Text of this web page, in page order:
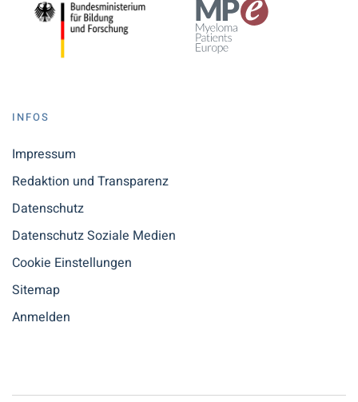
INFOS
Impressum
Redaktion und Transparenz
Datenschutz
Datenschutz Soziale Medien
Cookie Einstellungen
Sitemap
Anmelden